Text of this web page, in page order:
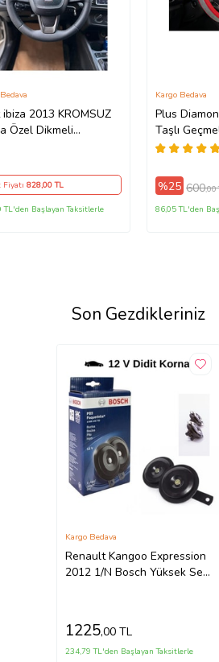
2013 KROMSUZ
Özel Dikmeli
Fiyatı 828,00 TL
TL'den Başlayan Taksitlerle
Plus
Taşlı
Kılıfı
Kargo Bedava
%25 600,00
86,05 TL'den
Son Gezdikleriniz
Renault Kangoo Expression
2012 1/N Bosch Yüksek Ses
Kargo Bedava
1225,00 TL
234,79 TL'den Başlayan Taksitlerle